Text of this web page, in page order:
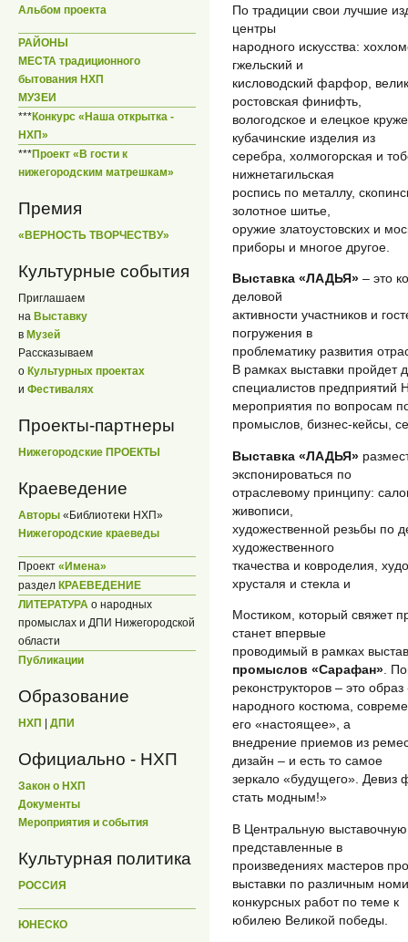
Альбом проекта
РАЙОНЫ
МЕСТА традиционного
бытования НХП
МУЗЕИ
***Конкурс «Наша открытка -
НХП»
***Проект «В гости к
нижегородским матрешкам»
Премия
«ВЕРНОСТЬ ТВОРЧЕСТВУ»
Культурные события
Приглашаем
на Выставку
в Музей
Рассказываем
о Культурных проектах
и Фестивалях
Проекты-партнеры
Нижегородские ПРОЕКТЫ
Краеведение
Авторы «Библиотеки НХП»
Нижегородские краеведы
Проект «Имена»
раздел КРАЕВЕДЕНИЕ
ЛИТЕРАТУРА о народных
промыслах и ДПИ Нижегородской
области
Публикации
Образование
НХП ДПИ
Официально - НХП
Закон о НХП
Документы
Мероприятия и события
Культурная политика
РОССИЯ
ЮНЕСКО
По традиции свои лучшие
центры
народного искусства:
гжельский и
кисловодский фарфор,
ростовская финифть,
вологодское и елецкое
кубачинские изделия из
серебра, холмогорская и
нижнетагильская
роспись по металлу,
золотное шитье,
оружие златоустовских и
приборы и многое другое.
Выставка «ЛАДЬЯ» – это
деловой
активности участников и
погружения в
проблематику развития
В рамках выставки пройдет
специалистов
мероприятия по вопросам
промыслов, бизнес-кейсы,
Выставка «ЛАДЬЯ»
экспонироваться по
отраслевому принципу:
живописи,
художественной резьбы по
художественного
ткачества и ковроделия,
хрусталя и стекла и
Мостиком, который свяжет
станет впервые
проводимый в рамках
промыслов «Сарафан» .
реконструкторов – это
народного костюма,
его «настоящее», а
внедрение приемов из
дизайн – и есть то самое
зеркало «будущего». Девиз
стать модным!»
В Центральную
представленные в
произведениях мастеров
выставки по различным
конкурсных работ по теме к
юбилею Великой победы.